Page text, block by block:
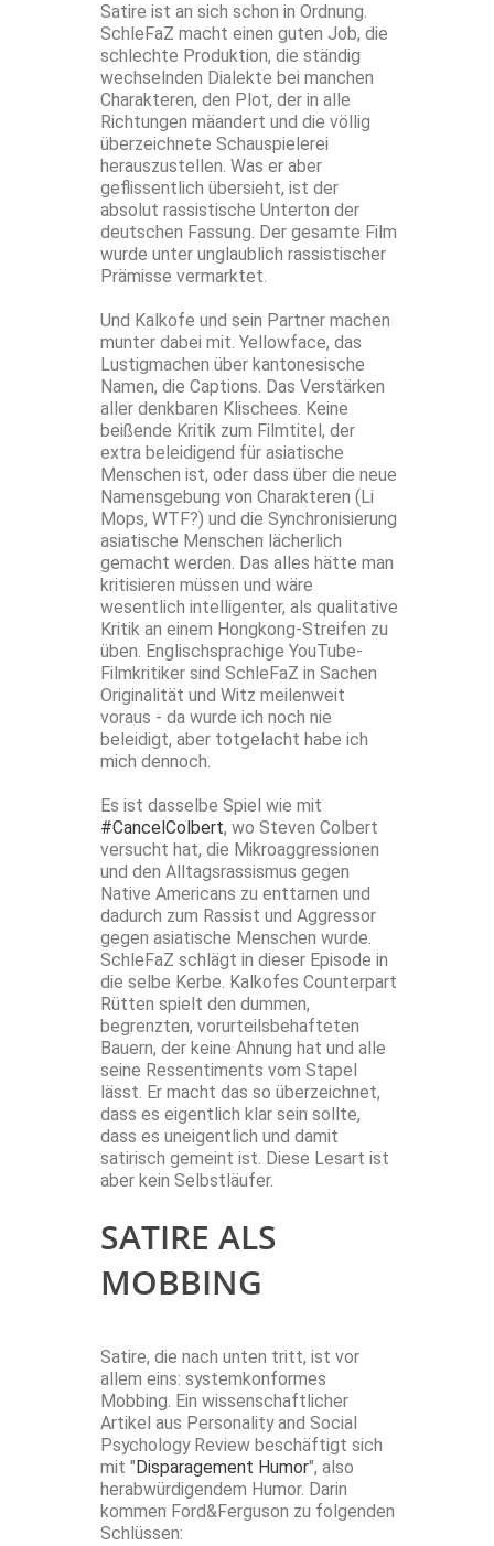
Satire ist an sich schon in Ordnung.
SchleFaZ macht einen guten Job, die
schlechte Produktion, die ständig
wechselnden Dialekte bei manchen
Charakteren, den Plot, der in alle
Richtungen mäandert und die völlig
überzeichnete Schauspielerei
herauszustellen. Was er aber
geflissentlich übersieht, ist der
absolut rassistische Unterton der
deutschen Fassung. Der gesamte Film
wurde unter unglaublich rassistischer
Prämisse vermarktet.
Und Kalkofe und sein Partner machen
munter dabei mit. Yellowface, das
Lustigmachen über kantonesische
Namen, die Captions. Das Verstärken
aller denkbaren Klischees. Keine
beißende Kritik zum Filmtitel, der
extra beleidigend für asiatische
Menschen ist, oder dass über die neue
Namensgebung von Charakteren (Li
Mops, WTF?) und die Synchronisierung
asiatische Menschen lächerlich
gemacht werden. Das alles hätte man
kritisieren müssen und wäre
wesentlich intelligenter, als qualitative
Kritik an einem Hongkong-Streifen zu
üben. Englischsprachige YouTube-
Filmkritiker sind SchleFaZ in Sachen
Originalität und Witz meilenweit
voraus - da wurde ich noch nie
beleidigt, aber totgelacht habe ich
mich dennoch.
Es ist dasselbe Spiel wie mit
#CancelColbert, wo Steven Colbert
versucht hat, die Mikroaggressionen
und den Alltagsrassismus gegen
Native Americans zu enttarnen und
dadurch zum Rassist und Aggressor
gegen asiatische Menschen wurde.
SchleFaZ schlägt in dieser Episode in
die selbe Kerbe. Kalkofes Counterpart
Rütten spielt den dummen,
begrenzten, vorurteilsbehafteten
Bauern, der keine Ahnung hat und alle
seine Ressentiments vom Stapel
lässt. Er macht das so überzeichnet,
dass es eigentlich klar sein sollte,
dass es uneigentlich und damit
satirisch gemeint ist. Diese Lesart ist
aber kein Selbstläufer.
SATIRE ALS
MOBBING
Satire, die nach unten tritt, ist vor
allem eins: systemkonformes
Mobbing. Ein wissenschaftlicher
Artikel aus Personality and Social
Psychology Review beschäftigt sich
mit " Disparagement Humor", also
herabwürdigendem Humor. Darin
kommen Ford&Ferguson zu folgenden
Schlüssen: